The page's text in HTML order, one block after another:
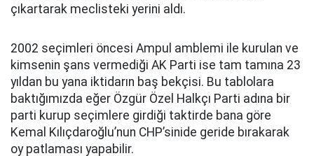
çıkartarak meclisteki yerini aldı.
2002 seçimleri öncesi Ampul amblemi ile kurulan ve
kimsenin şans vermediği AK Parti ise tam tamına 23
yıldan bu yana iktidarın baş bekçisi. Bu tablolara
baktığımızda eğer Özgür Özel Halkçı Parti adına bir
parti kurup seçimlere girdiği taktirde bana göre
Kemal Kılıçdaroğlu’nun CHP’sinide geride bırakarak
oy patlaması yapabilir.